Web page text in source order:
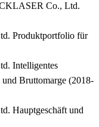
Co., Ltd.
Produktportfolio für
Intelligentes
Bruttomarge (2018-
Hauptgeschäft und